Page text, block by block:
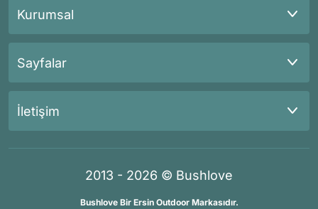
Kurumsal
Sayfalar
İletişim
2013 - 2026 © Bushlove
Bushlove Bir Ersin Outdoor Markasıdır.